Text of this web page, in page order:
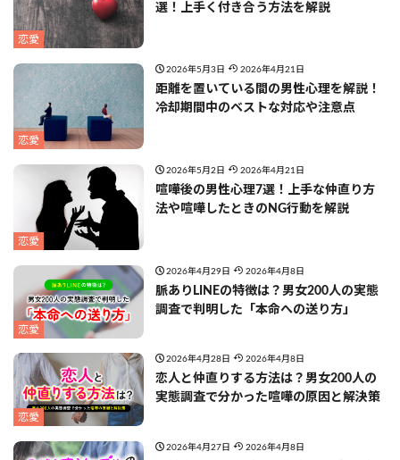
恋愛
選！上手く付き合う方法を解説
恋愛
2026年5月3日 2026年4月21日
距離を置いている間の男性心理を解説！
冷却期間中のベストな対応や注意点
恋愛
2026年5月2日 2026年4月21日
喧嘩後の男性心理7選！上手な仲直り方
法や喧嘩したときのNG行動を解説
恋愛
2026年4月29日 2026年4月8日
脈ありLINEの特徴は？男女200人の実態
調査で判明した「本命への送り方」
恋愛
2026年4月28日 2026年4月8日
恋人と仲直りする方法は？男女200人の
実態調査で分かった喧嘩の原因と解決策
2026年4月27日 2026年4月8日